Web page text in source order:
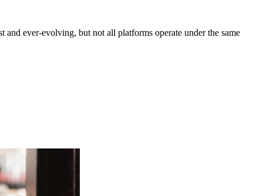
ever-evolving, but not all platforms operate under the same